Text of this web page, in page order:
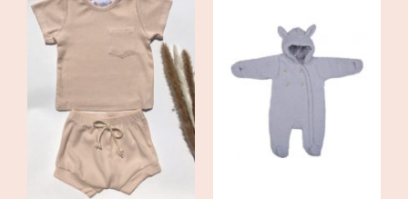
PRODUIT
A
PLUSIEURS
VARIATIONS.
LES
DÉTAILS
CHOIX DES
OPTIONS
CE
A
PLUSIEURS